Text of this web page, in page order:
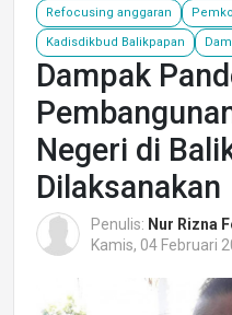
Refocusing anggaran
Kadisdikbud Balikpapan
Dampak
Negeri di
Dilaksanakan
Penulis: Nur Rizna
Kamis, 04 Februari